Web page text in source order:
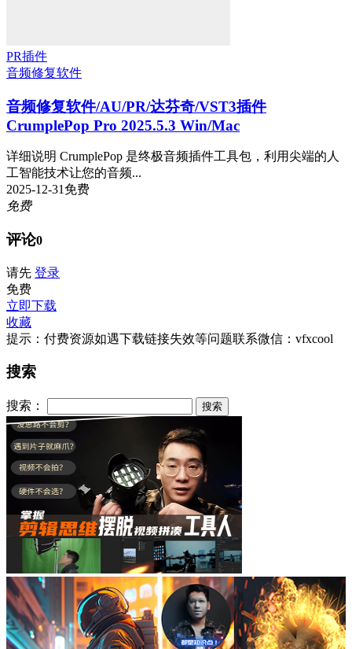
PR插件
音频修复软件
音频修复软件/AU/PR/达芬奇/VST3插件
CrumplePop Pro 2025.5.3 Win/Mac
详细说明 CrumplePop 是终极音频插件工具包，利用尖端的人
工智能技术让您的音频...
2025-12-31 免费
免费
评论0
请先 登录
免费
立即下载
收藏
提示：付费资源如遇下载链接失效等问题联系微信：vfxcool
搜索
搜索：